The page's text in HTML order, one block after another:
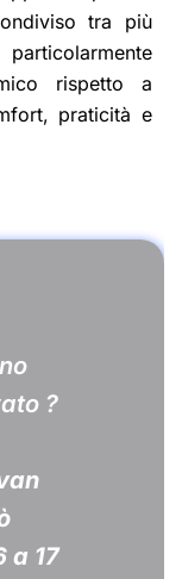
tra più
rispetto a
praticità e
?
a 17